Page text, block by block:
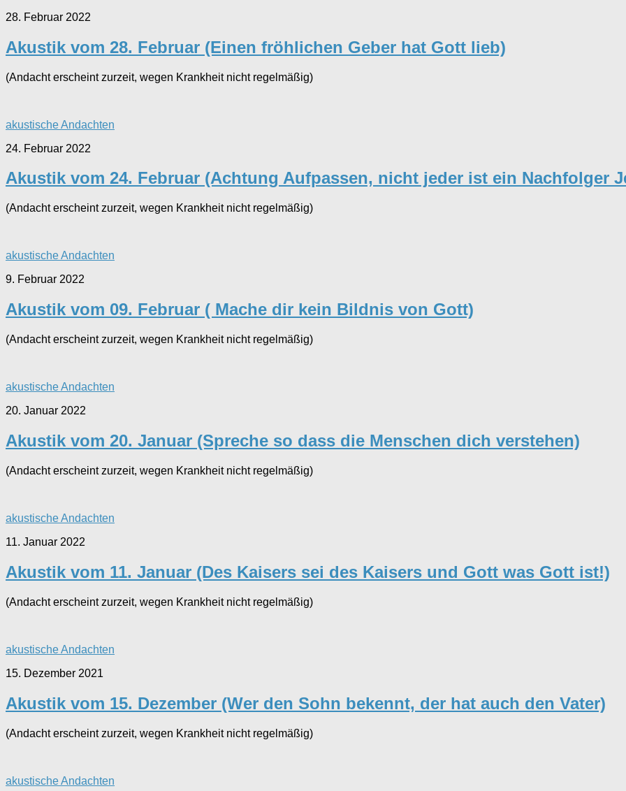
28. Februar 2022
Akustik vom 28. Februar (Einen fröhlichen Geber hat Gott lieb)
(Andacht erscheint zurzeit, wegen Krankheit nicht regelmäßig)
akustische Andachten
24. Februar 2022
Akustik vom 24. Februar (Achtung Aufpassen, nicht jeder ist ein Nachfolger
(Andacht erscheint zurzeit, wegen Krankheit nicht regelmäßig)
akustische Andachten
9. Februar 2022
Akustik vom 09. Februar ( Mache dir kein Bildnis von Gott)
(Andacht erscheint zurzeit, wegen Krankheit nicht regelmäßig)
akustische Andachten
20. Januar 2022
Akustik vom 20. Januar (Spreche so dass die Menschen dich verstehen)
(Andacht erscheint zurzeit, wegen Krankheit nicht regelmäßig)
akustische Andachten
11. Januar 2022
Akustik vom 11. Januar (Des Kaisers sei des Kaisers und Gott was Gott ist!)
(Andacht erscheint zurzeit, wegen Krankheit nicht regelmäßig)
akustische Andachten
15. Dezember 2021
Akustik vom 15. Dezember (Wer den Sohn bekennt, der hat auch den Vater)
(Andacht erscheint zurzeit, wegen Krankheit nicht regelmäßig)
akustische Andachten